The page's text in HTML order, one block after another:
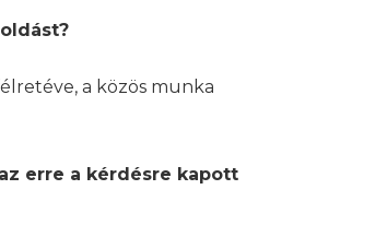
a közös munka
erre a kérdésre kapott